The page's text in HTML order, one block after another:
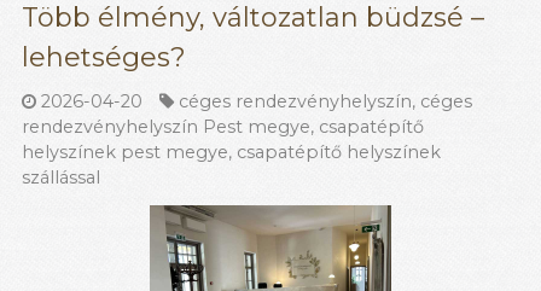
Több élmény, változatlan büdzsé –
lehetséges?
2026-04-20 céges rendezvényhelyszín, céges
rendezvényhelyszín Pest megye, csapatépítő
helyszínek pest megye, csapatépítő helyszínek
szállással